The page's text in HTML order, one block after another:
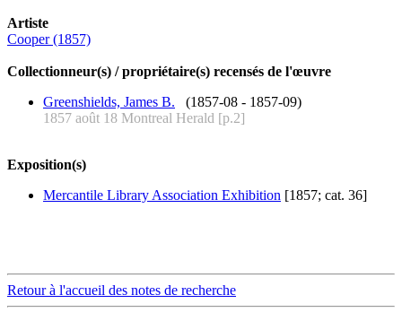
Artiste
Cooper (1857)
Collectionneur(s) / propriétaire(s) recensés de l'œuvre
Greenshields, James B. (1857-08 - 1857-09)
1857 août 18 Montreal Herald [p.2]
Exposition(s)
Mercantile Library Association Exhibition [1857; cat. 36]
Retour à l'accueil des notes de recherche